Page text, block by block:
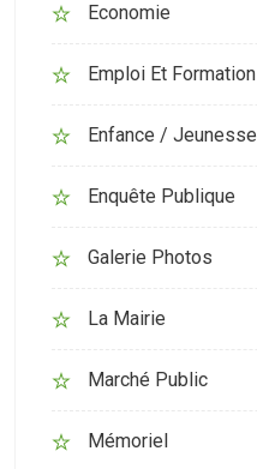
Economie
Emploi Et Formation
Enfance / Jeunesse
Enquête Publique
Galerie Photos
La Mairie
Marché Public
Mémoriel